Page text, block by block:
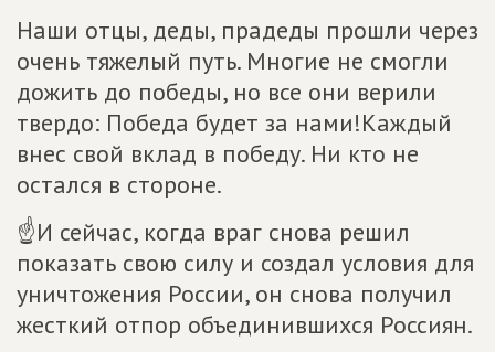
Наши отцы, деды, прадеды прошли через
очень тяжелый путь. Многие не смогли
дожить до победы, но все они верили
твердо: Победа будет за нами!Каждый
внес свой вклад в победу. Ни кто не
остался в стороне.
☝И сейчас, когда враг снова решил
показать свою силу и создал условия для
уничтожения России, он снова получил
жесткий отпор объединившихся Россиян.